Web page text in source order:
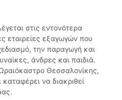
στις εντονότερα
εταιρείες εξαγωγών που
την παραγωγή και
άνδρες και παιδιά.
Θεσσαλονίκης,
να διακριθεί